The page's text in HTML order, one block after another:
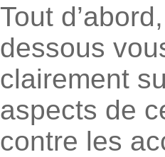
Tout
dessous
clairement
aspects de
contre les